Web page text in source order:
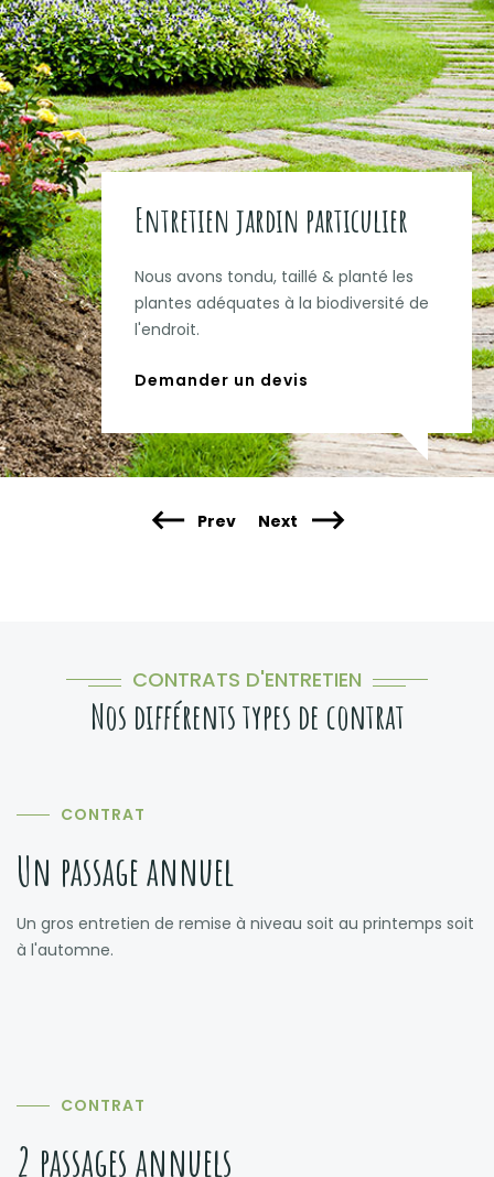
Entretien jardin particulier
Nous avons tondu, taillé & planté les
plantes adéquates à la biodiversité de
l'endroit.
Demander un devis
Prev Next
CONTRATS D'ENTRETIEN
Nos différents types de contrat
CONTRAT
Un passage annuel
Un gros entretien de remise à niveau soit au printemps soit
à l'automne.
CONTRAT
2 passages annuels